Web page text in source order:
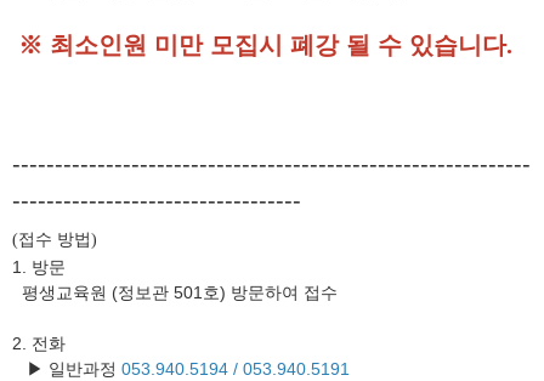
※ 최소인원 미만 모집시 폐강 될 수 있습니다.
-------------------------------------------------------------
----------------------------------
(접수 방법)
1. 방문
평생교육원 (정보관 501호) 방문하여 접수
2. 전화
▶ 일반과정 053.940.5194 / 053.940.5191